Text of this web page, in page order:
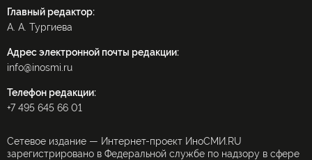
Главный редактор:
А. А. Тургиева
Адрес электронной почты редакции:
info@inosmi.ru
Телефон редакции:
+7 495 645 66 01
Сетевое издание — Интернет-проект ИноСМИ.RU
зарегистрировано в Федеральной службе по надзору в сфере